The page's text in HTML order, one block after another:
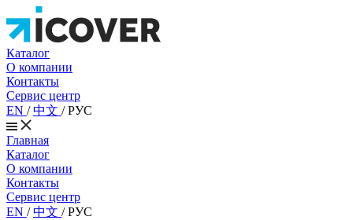
Каталог
О компании
Контакты
Сервис центр
EN /中文 /РУС
Главная
Каталог
О компании
Контакты
Сервис центр
EN /中文 /РУС